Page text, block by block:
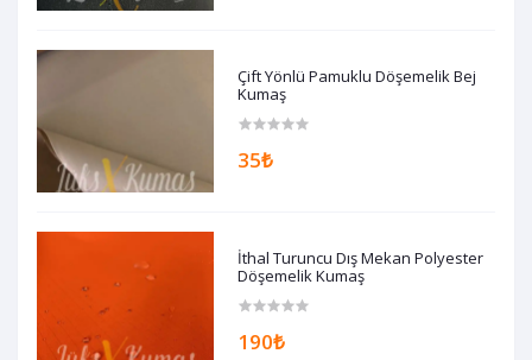
Çift Yönlü Pamuklu Döşemelik Bej
Kumaş
35₺
İthal Turuncu Dış Mekan Polyester
Döşemelik Kumaş
190₺